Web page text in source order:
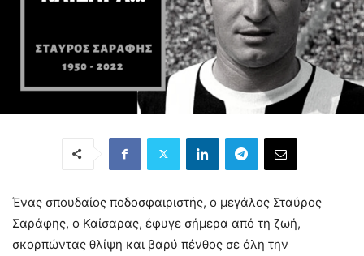
Ένας σπουδαίος ποδοσφαιριστής, ο μεγάλος Σταύρος
Σαράφης, ο Καίσαρας, έφυγε σήμερα από τη ζωή,
σκορπώντας θλίψη και βαρύ πένθος σε όλη την